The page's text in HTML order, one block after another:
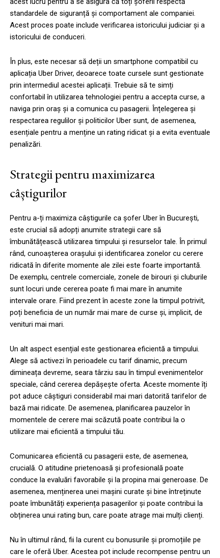
standardele de siguranță și comportament ale companiei.
Acest proces poate include verificarea istoricului judiciar și a
istoricului de conduceri.
În plus, este necesar să deții un smartphone compatibil cu
aplicația Uber Driver, deoarece toate cursele sunt gestionate
prin intermediul acestei aplicații. Trebuie să te simți
confortabil în utilizarea tehnologiei pentru a accepta curse, a
naviga prin oraș și a comunica cu pasagerii. Înțelegerea și
respectarea regulilor și politicilor Uber sunt, de asemenea,
esențiale pentru a menține un rating ridicat și a evita eventuale
penalizări.
Strategii pentru maximizarea
câștigurilor
Pentru a-ți maximiza câștigurile ca șofer Uber în București,
este crucial să adopți anumite strategii care să
îmbunătățească utilizarea timpului și resurselor tale. În primul
rând, cunoașterea orașului și identificarea zonelor cu cerere
ridicată în diferite momente ale zilei este foarte importantă.
De exemplu, centrele comerciale, zonele de birouri și cluburile
sunt locuri unde cererea poate fi mai mare în anumite
intervale orare. Fiind prezent în aceste zone la timpul potrivit,
poți beneficia de un număr mai mare de curse și, implicit, de
venituri mai mari.
Un alt aspect esențial este gestionarea eficientă a timpului.
Alege să activezi în perioadele cu tarif dinamic, precum
dimineața devreme, seara târziu sau în timpul evenimentelor
speciale, când cererea depășește oferta. Aceste momente îți
pot aduce câștiguri considerabil mai mari datorită tarifelor de
bază mai ridicate. De asemenea, planificarea pauzelor în
momentele de cerere mai scăzută poate contribui la o
utilizare mai eficientă a timpului tău.
Comunicarea eficientă cu pasagerii este, de asemenea,
crucială. O atitudine prietenoasă și profesională poate
conduce la evaluări favorabile și la propina mai generoase. De
asemenea, menținerea unei mașini curate și bine întreținute
poate îmbunătăți experiența pasagerilor și poate contribui la
obținerea unui rating bun, care poate atrage mai mulți clienți.
Nu în ultimul rând, fii la curent cu bonusurile și promoțiile pe
care le oferă Uber. Acestea pot include recompense pentru un